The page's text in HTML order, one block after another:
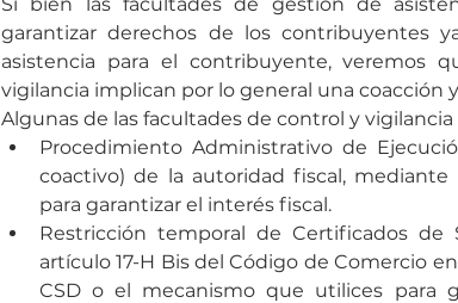
garantizar derechos de los contribuyentes
asistencia para el contribuyente, veremos
vigilancia implican por lo general una coacción
Algunas de las facultades de control y
Procedimiento Administrativo de
coactivo) de la autoridad fiscal,
para garantizar el interés fiscal.
Restricción temporal de Certificados de
artículo 17-H Bis del Código de Comercio
CSD o el mecanismo que utilices para